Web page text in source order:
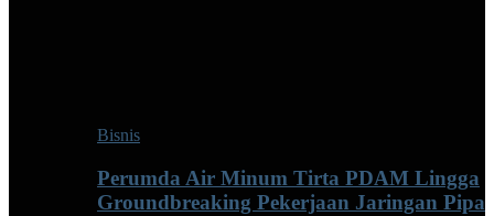
Bisnis
Perumda Air Minum Tirta PDAM Lingga
Groundbreaking Pekerjaan Jaringan Pipa